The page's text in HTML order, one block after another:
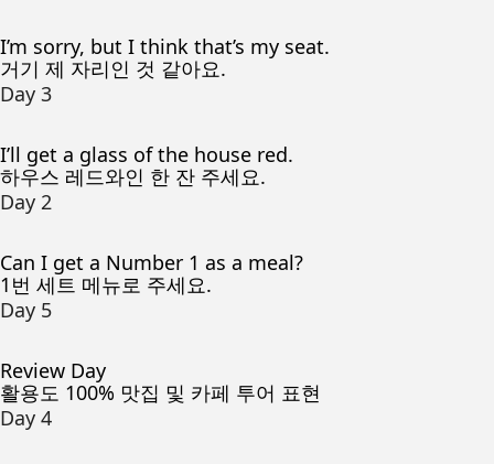
I’m sorry, but I think that’s my seat.
거기 제 자리인 것 같아요.
Day 3
I’ll get a glass of the house red.
하우스 레드와인 한 잔 주세요.
Day 2
Can I get a Number 1 as a meal?
1번 세트 메뉴로 주세요.
Day 5
Review Day
활용도 100% 맛집 및 카페 투어 표현
Day 4